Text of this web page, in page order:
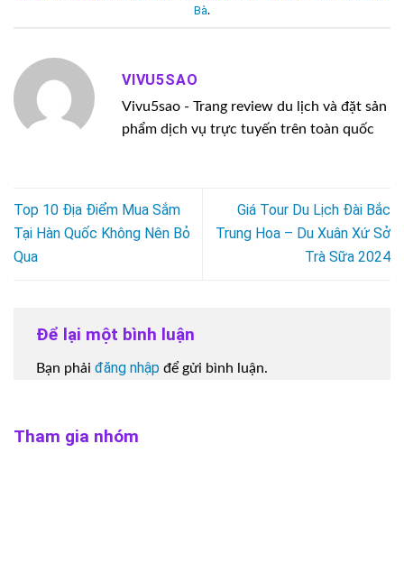
Bà.
VIVU5SAO
Vivu5sao - Trang review du lịch và đặt sản
phẩm dịch vụ trực tuyến trên toàn quốc
Top 10 Địa Điểm Mua Sắm
Tại Hàn Quốc Không Nên Bỏ
Qua
Giá Tour Du Lịch Đài Bắc
Trung Hoa – Du Xuân Xứ Sở
Trà Sữa 2024
Để lại một bình luận
Bạn phải đăng nhập để gửi bình luận.
Tham gia nhóm